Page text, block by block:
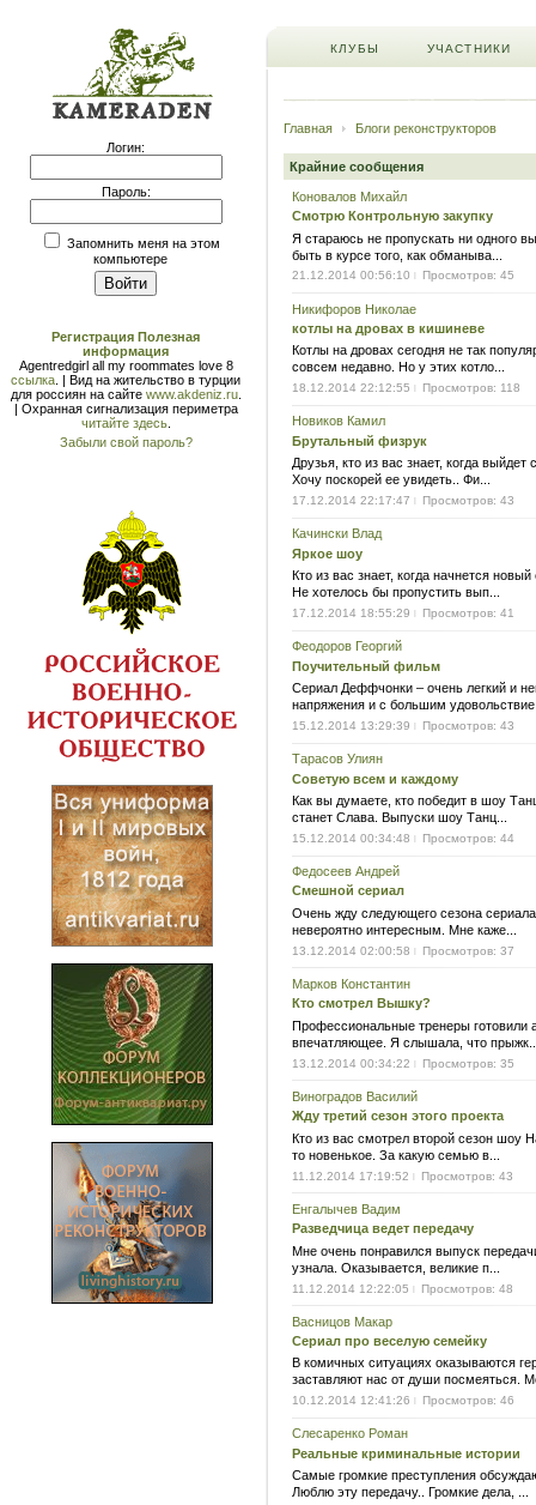
Логин:
Пароль:
Запомнить меня на этом
компьютере
Регистрация Полезная
информация
Agentredgirl all my roommates love 8
ссылка . | Вид на жительство в турции
для россиян на сайте www.akdeniz.ru.
| Охранная сигнализация периметра
читайте здесь.
Забыли свой пароль?
КЛУБЫ УЧАСТНИКИ
Главная Блоги реконструкторов
Крайние сообщения
Коновалов Михайл
Смотрю Контрольную закупку
Я стараюсь не пропускать ни одного
быть в курсе того, как обманыва...
21.12.2014 00:56:10 | Просмотров: 45
Никифоров Николае
котлы на дровах в кишиневе
Котлы на дровах сегодня не так
совсем недавно. Но у этих котло...
18.12.2014 22:12:55 | Просмотров: 118
Новиков Камил
Брутальный физрук
Друзья, кто из вас знает, когда
Хочу поскорей ее увидеть.. Фи...
17.12.2014 22:17:47 | Просмотров: 43
Качински Влад
Яркое шоу
Кто из вас знает, когда начнется
Не хотелось бы пропустить вып...
17.12.2014 18:55:29 | Просмотров: 41
Феодоров Георгий
Поучительный фильм
Сериал Деффчонки – очень легкий и
напряжения и с большим
15.12.2014 13:29:39 | Просмотров: 43
Тарасов Улиян
Советую всем и каждому
Как вы думаете, кто победит в шоу
станет Слава. Выпуски шоу Танц...
15.12.2014 00:34:48 | Просмотров: 44
Федосеев Андрей
Смешной сериал
Очень жду следующего сезона
невероятно интересным. Мне каже...
13.12.2014 02:00:58 | Просмотров: 37
Марков Константин
Кто смотрел Вышку?
Профессиональные тренеры
впечатляющее. Я слышала, что
13.12.2014 00:34:22 | Просмотров: 35
Виноградов Василий
Жду третий сезон этого проекта
Кто из вас смотрел второй сезон
то новенькое. За какую семью в...
11.12.2014 17:19:52 | Просмотров: 43
Енгалычев Вадим
Разведчица ведет передачу
Мне очень понравился выпуск
узнала. Оказывается, великие п...
11.12.2014 12:22:05 | Просмотров: 48
Васницов Макар
Сериал про веселую семейку
В комичных ситуациях оказываются
заставляют нас от души посмеяться.
10.12.2014 12:41:26 | Просмотров: 46
Слесаренко Роман
Реальные криминальные истории
Самые громкие преступления
Люблю эту передачу.. Громкие дела, ...